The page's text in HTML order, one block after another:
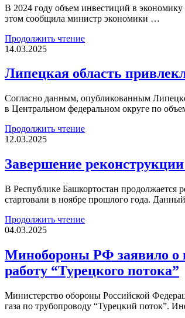
В 2024 году объем инвестиций в
этом сообщила министр экономики …
Продолжить чтение
14.03.2025
Липецкая область
Согласно данным, опубликованным
в Центральном федеральном округе по
Продолжить чтение
12.03.2025
Завершение
В Республике Башкортостан продолжается
стартовали в ноябре прошлого года.
Продолжить чтение
04.03.2025
Минобороны РФ заявило о
работу “Турецкого потока”
Министерство обороны Российской
газа по трубопроводу “Турецкий поток”.